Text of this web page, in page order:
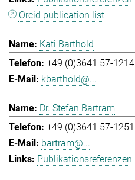
Orcid publication list
Kati Barthold
+49 (0)3641 57-1214
kbarthold@...
Dr. Stefan Bartram
+49 (0)3641 57-1251
bartram@...
Publikationsreferenzen